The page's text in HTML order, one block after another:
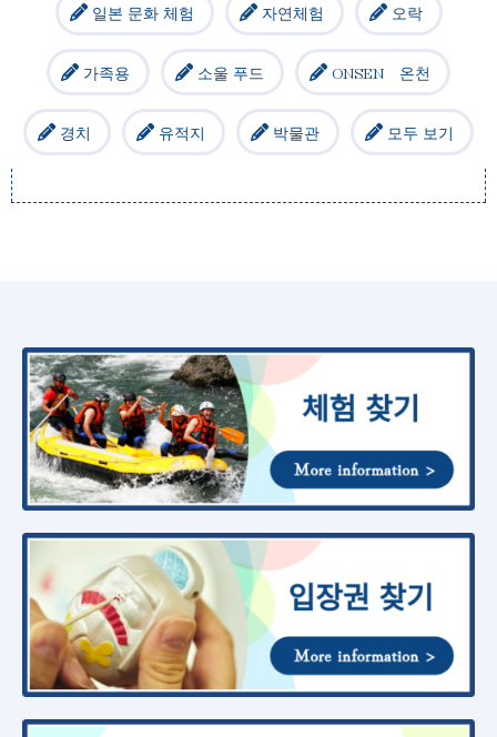
일본 문화 체험 자연체험 오락
가족용 소울 푸드 ONSEN 온천
경치 유적지 박물관 모두 보기